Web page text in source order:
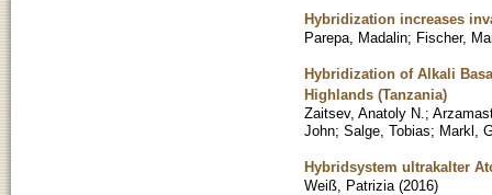
Hybridization increases
Parepa, Madalin; Fischer,
Hybridization of Alkali
Highlands (Tanzania)
Zaitsev, Anatoly N. ;
John; Salge, Tobias; Markl,
Hybridsystem ultrakalter
Weiß, Patrizia (2016)